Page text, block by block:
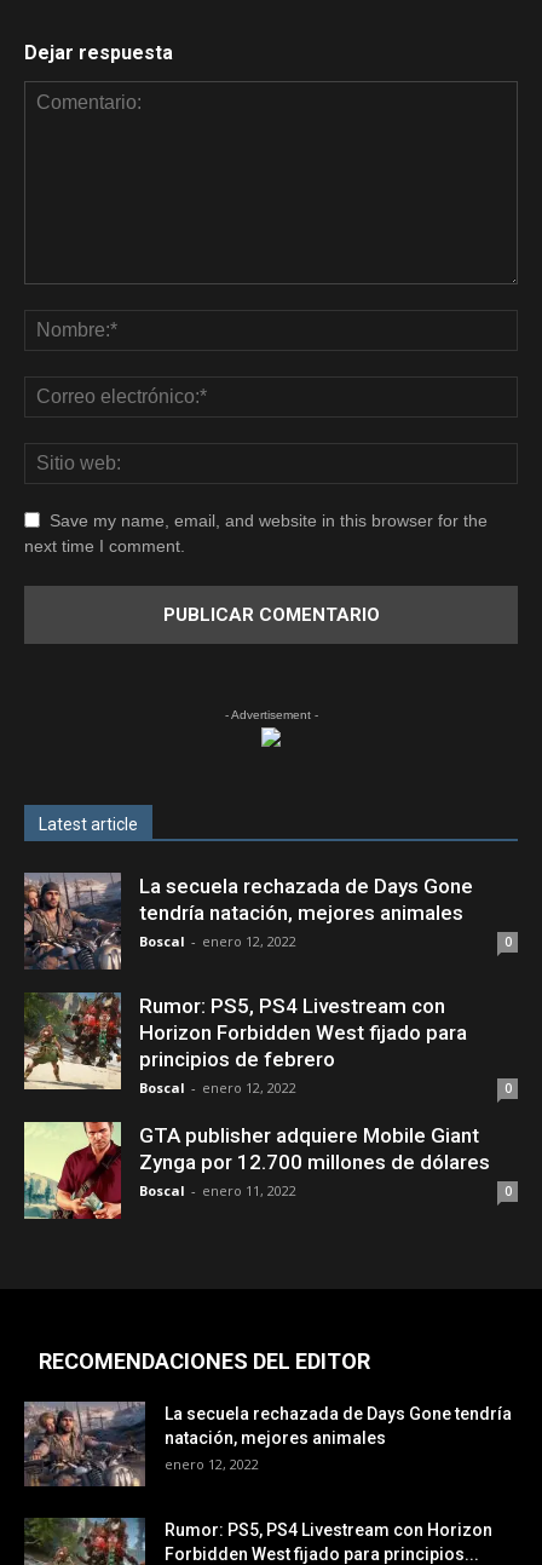
Dejar respuesta
Save my name, email, and website in this browser for the
next time I comment.
- Advertisement -
Latest article
La secuela rechazada de Days Gone
tendría natación, mejores animales
Boscal - enero 12, 2022 0
Rumor: PS5, PS4 Livestream con
Horizon Forbidden West fijado para
principios de febrero
Boscal - enero 12, 2022 0
GTA publisher adquiere Mobile Giant
Zynga por 12.700 millones de dólares
Boscal - enero 11, 2022 0
RECOMENDACIONES DEL EDITOR
La secuela rechazada de Days Gone tendría
natación, mejores animales
enero 12, 2022
Rumor: PS5, PS4 Livestream con Horizon
Forbidden West fijado para principios...